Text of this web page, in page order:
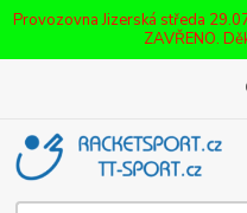
Provozovna Jizerská středa
ZAVŘENO.